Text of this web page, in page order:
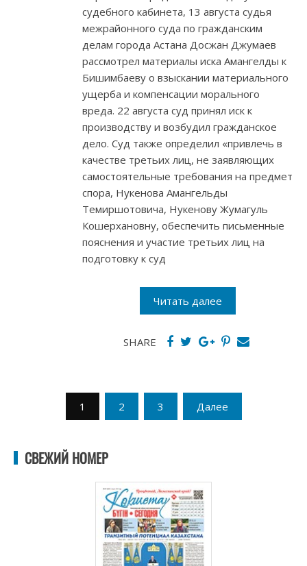
судебного кабинета, 13 августа судья
межрайонного суда по гражданским
делам города Астана Досжан Джумаев
рассмотрел материалы иска Амангелды к
Бишимбаеву о взыскании материального
ущерба и компенсации морального
вреда. 22 августа суд принял иск к
производству и возбудил гражданское
дело. Суд также определил «привлечь в
качестве третьих лиц, не заявляющих
самостоятельные требования на предмет
спора, Нукенова Амангельды
Темиршотовича, Нукенову Жумагуль
Кошерхановну, обеспечить письменные
пояснения и участие третьих лиц на
подготовку к суд
Читать далее
SHARE
Пагинация
записей
1 2 3 Далее
СВЕЖИЙ НОМЕР